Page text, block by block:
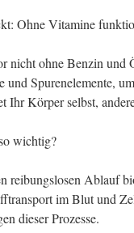
Ohne Vitamine
nicht ohne Benzin
Spurenelemente,
Ihr Körper selbst,
wichtig?
reibungslosen Ablauf
im Blut und
dieser Prozesse.